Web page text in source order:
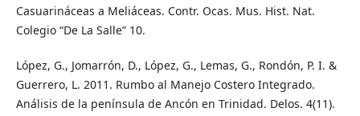
Casuarináceas a Meliáceas. Contr. Ocas. Mus. Hist. Nat.
Colegio “De La Salle” 10.
López, G., Jomarrón, D., López, G., Lemas, G., Rondón, P. I. &
Guerrero, L. 2011. Rumbo al Manejo Costero Integrado.
Análisis de la península de Ancón en Trinidad. Delos. 4(11).